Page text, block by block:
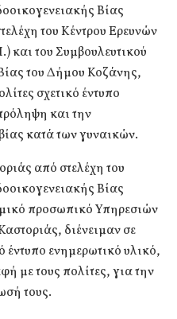
Βίας
του Κέντρου Ερευνών
και του Συμβουλευτικού
του Δήμου Κοζάνης,
σχετικό έντυπο
και την
κατά των γυναικών.
από στελέχη του
Βίας
προσωπικό Υπηρεσιών
διένειμαν σε
έντυπο ενημερωτικό υλικό,
με τους πολίτες, για την
τους.